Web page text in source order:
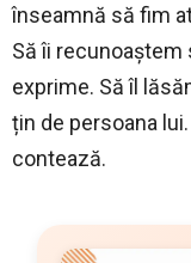
înseamnă să fim
Să îi
exprime. Să îl
țin de persoana
contează.